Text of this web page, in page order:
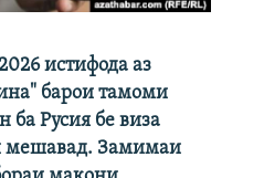
истифода аз
барои тамоми
ба Русия бе виза
мешавад. Замимаи